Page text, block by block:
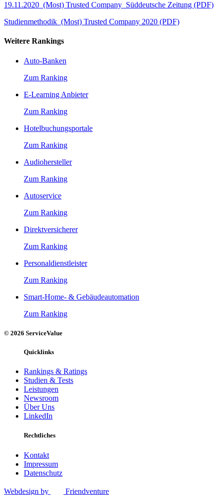
19.11.2020_(Most) Trusted Company_Süddeutsche Zeitung (PDF)
Studienmethodik_(Most) Trusted Company 2020 (PDF)
Weitere Rankings
Auto-Banken
Zum Ranking
E-Learning Anbieter
Zum Ranking
Hotelbuchungsportale
Zum Ranking
Audiohersteller
Zum Ranking
Autoservice
Zum Ranking
Direktversicherer
Zum Ranking
Personaldienstleister
Zum Ranking
Smart-Home- & Gebäudeautomation
Zum Ranking
© 2026 ServiceValue
Quicklinks
Rankings & Ratings
Studien & Tests
Leistungen
Newsroom
Über Uns
LinkedIn
Rechtliches
Kontakt
Impressum
Datenschutz
Webdesign by Friendventure